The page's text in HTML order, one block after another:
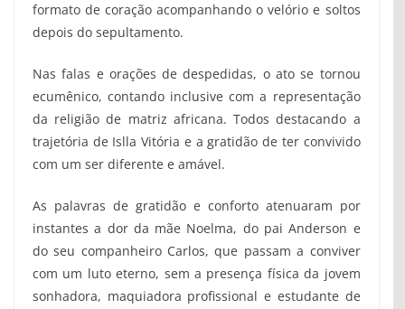
formato de coração acompanhando o velório e soltos
depois do sepultamento.
Nas falas e orações de despedidas, o ato se tornou
ecumênico, contando inclusive com a representação
da religião de matriz africana. Todos destacando a
trajetória de Islla Vitória e a gratidão de ter convivido
com um ser diferente e amável.
As palavras de gratidão e conforto atenuaram por
instantes a dor da mãe Noelma, do pai Anderson e
do seu companheiro Carlos, que passam a conviver
com um luto eterno, sem a presença física da jovem
sonhadora, maquiadora profissional e estudante de